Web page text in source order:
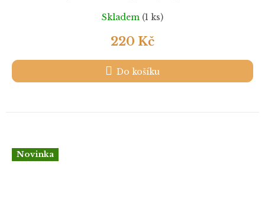
Skladem (1 ks)
220 Kč
Do košíku
Novinka